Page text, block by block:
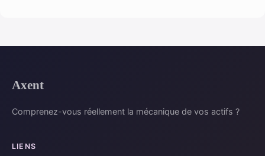
Axent
Comprenez-vous réellement la mécanique de vos actifs ?
LIENS